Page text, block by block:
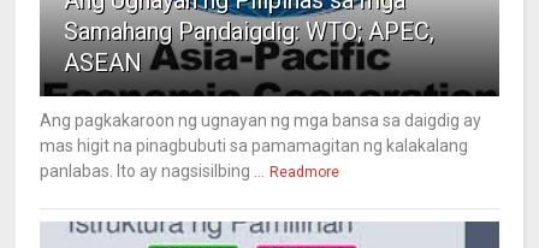
Samahang Pandaigdig: WTO; APEC,
ASEAN
Ang pagkakaroon ng ugnayan ng mga bansa sa daigdig ay
mas higit na pinagbubuti sa pamamagitan ng kalakalang
panlabas. Ito ay nagsisilbing ...
Readmore